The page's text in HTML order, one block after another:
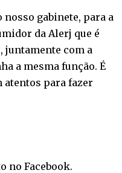
gabinete, para a
da Alerj que é
juntamente com a
a mesma função. É
atentos para fazer
no Facebook.